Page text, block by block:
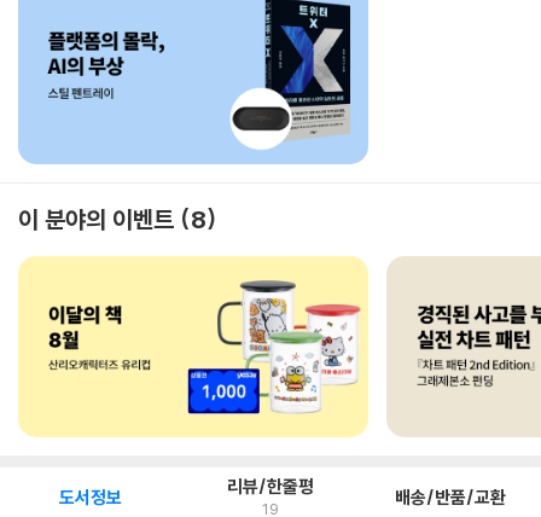
이 분야의 이벤트 8
도서정보 리뷰/한줄평
19 배송/반품/교환